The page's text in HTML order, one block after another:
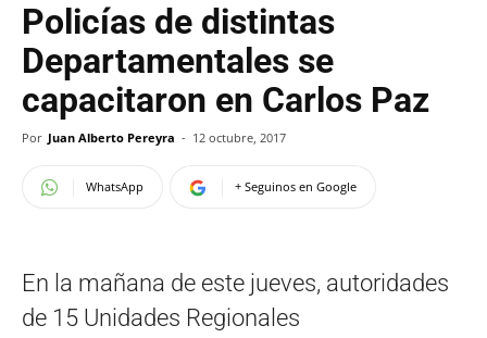
Policías de distintas
Departamentales se
capacitaron en Carlos Paz
Por Juan Alberto Pereyra - 12 octubre, 2017
WhatsApp + Seguinos en Google
En la mañana de este jueves, autoridades
de 15 Unidades Regionales